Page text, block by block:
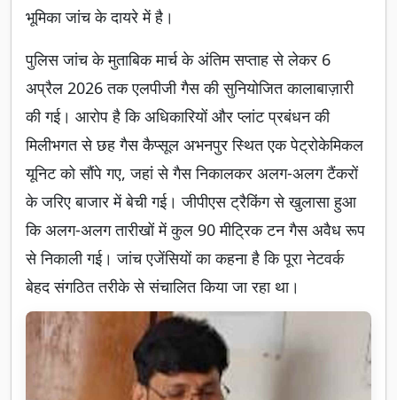
भूमिका जांच के दायरे में है।
पुलिस जांच के मुताबिक मार्च के अंतिम सप्ताह से लेकर 6
अप्रैल 2026 तक एलपीजी गैस की सुनियोजित कालाबाज़ारी
की गई। आरोप है कि अधिकारियों और प्लांट प्रबंधन की
मिलीभगत से छह गैस कैप्सूल अभनपुर स्थित एक पेट्रोकेमिकल
यूनिट को सौंपे गए, जहां से गैस निकालकर अलग-अलग टैंकरों
के जरिए बाजार में बेची गई। जीपीएस ट्रैकिंग से खुलासा हुआ
कि अलग-अलग तारीखों में कुल 90 मीट्रिक टन गैस अवैध रूप
से निकाली गई। जांच एजेंसियों का कहना है कि पूरा नेटवर्क
बेहद संगठित तरीके से संचालित किया जा रहा था।